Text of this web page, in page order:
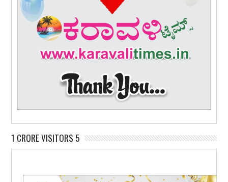
1 CRORE VISITORS 5